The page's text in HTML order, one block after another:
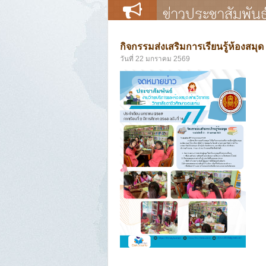
ข่าวประชาสัมพัน
กิจกรรมส่งเสริมการเรียนรู้ห้องสมุด
วันที่ 22 มกราคม 2569